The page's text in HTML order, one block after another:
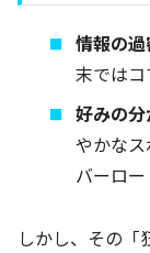
情報の過
末ではコ
好みの分
やかな
バーロー
しかし、その「